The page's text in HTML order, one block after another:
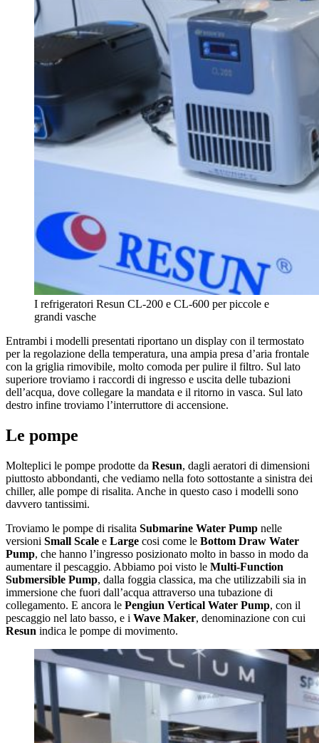
I refrigeratori Resun CL-200 e CL-600 per piccole e
grandi vasche
Entrambi i modelli presentati riportano un display con il termostato
per la regolazione della temperatura, una ampia presa d’aria frontale
con la griglia rimovibile, molto comoda per pulire il filtro. Sul lato
superiore troviamo i raccordi di ingresso e uscita delle tubazioni
dell’acqua, dove collegare la mandata e il ritorno in vasca. Sul lato
destro infine troviamo l’interruttore di accensione.
Le pompe
Molteplici le pompe prodotte da Resun, dagli aeratori di dimensioni
piuttosto abbondanti, che vediamo nella foto sottostante a sinistra dei
chiller, alle pompe di risalita. Anche in questo caso i modelli sono
davvero tantissimi.
Troviamo le pompe di risalita Submarine Water Pump nelle
versioni Small Scale e Large cosi come le Bottom Draw Water
Pump, che hanno l’ingresso posizionato molto in basso in modo da
aumentare il pescaggio. Abbiamo poi visto le Multi-Function
Submersible Pump, dalla foggia classica, ma che utilizzabili sia in
immersione che fuori dall’acqua attraverso una tubazione di
collegamento. E ancora le Pengiun Vertical Water Pump, con il
pescaggio nel lato basso, e i Wave Maker, denominazione con cui
Resun indica le pompe di movimento.